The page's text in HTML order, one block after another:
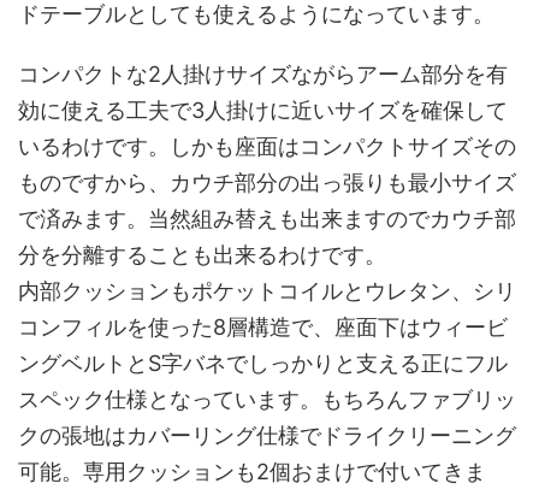
ドテーブルとしても使えるようになっています。
コンパクトな2人掛けサイズながらアーム部分を有
効に使える工夫で3人掛けに近いサイズを確保して
いるわけです。しかも座面はコンパクトサイズその
ものですから、カウチ部分の出っ張りも最小サイズ
で済みます。当然組み替えも出来ますのでカウチ部
分を分離することも出来るわけです。
内部クッションもポケットコイルとウレタン、シリ
コンフィルを使った8層構造で、座面下はウィービ
ングベルトとS字バネでしっかりと支える正にフル
スペック仕様となっています。もちろんファブリッ
クの張地はカバーリング仕様でドライクリーニング
可能。専用クッションも2個おまけで付いてきま